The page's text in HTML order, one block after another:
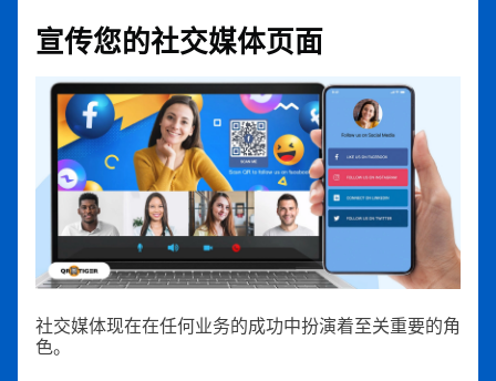
宣传您的社交媒体页面
社交媒体现在在任何业务的成功中扮演着至关重要的角
色。